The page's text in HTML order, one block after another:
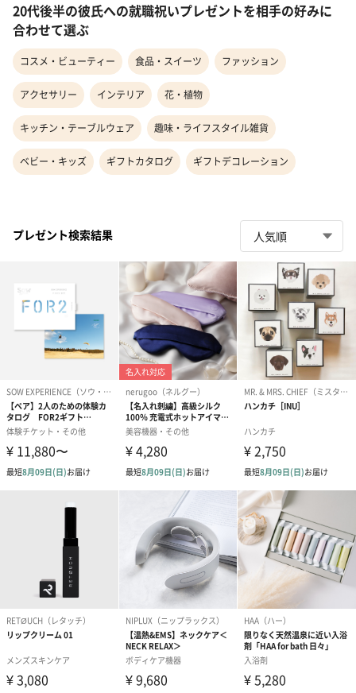
20代後半の彼氏への就職祝いプレゼントを相手の好みに
合わせて選ぶ
コスメ・ビューティー 食品・スイーツ ファッション
アクセサリー インテリア 花・植物
キッチン・テーブルウェア 趣味・ライフスタイル雑貨
ベビー・キッズ ギフトカタログ ギフトデコレーション
プレゼント検索結果